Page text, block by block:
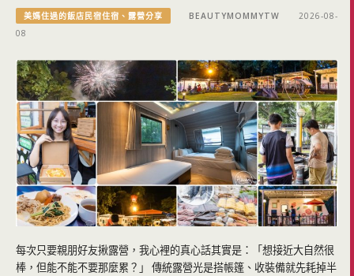
美媽住過的飯店民宿住宿、露營分享 BEAUTYMOMMYTW
2026-08-
08
每次只要親朋好友揪露營，我心裡的真心話其實是：「想接近大自然很
棒，但能不能不要那麼累？」 傳統露營光是搭帳篷、收裝備就先耗掉半